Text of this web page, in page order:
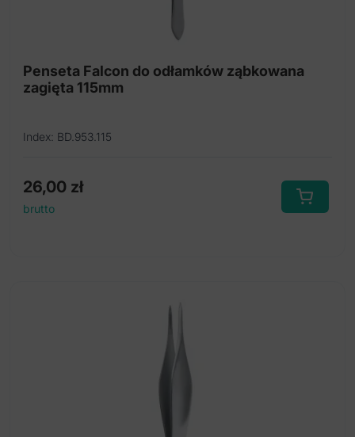
Penseta Falcon do odłamków ząbkowana
zagięta 115mm
Index: BD.953.115
26,00 zł
brutto